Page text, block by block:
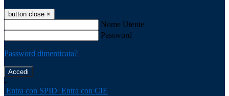
button close ×
Nome Utente
Password
Password dimenticata?
-
Entra con SPID Entra con CIE